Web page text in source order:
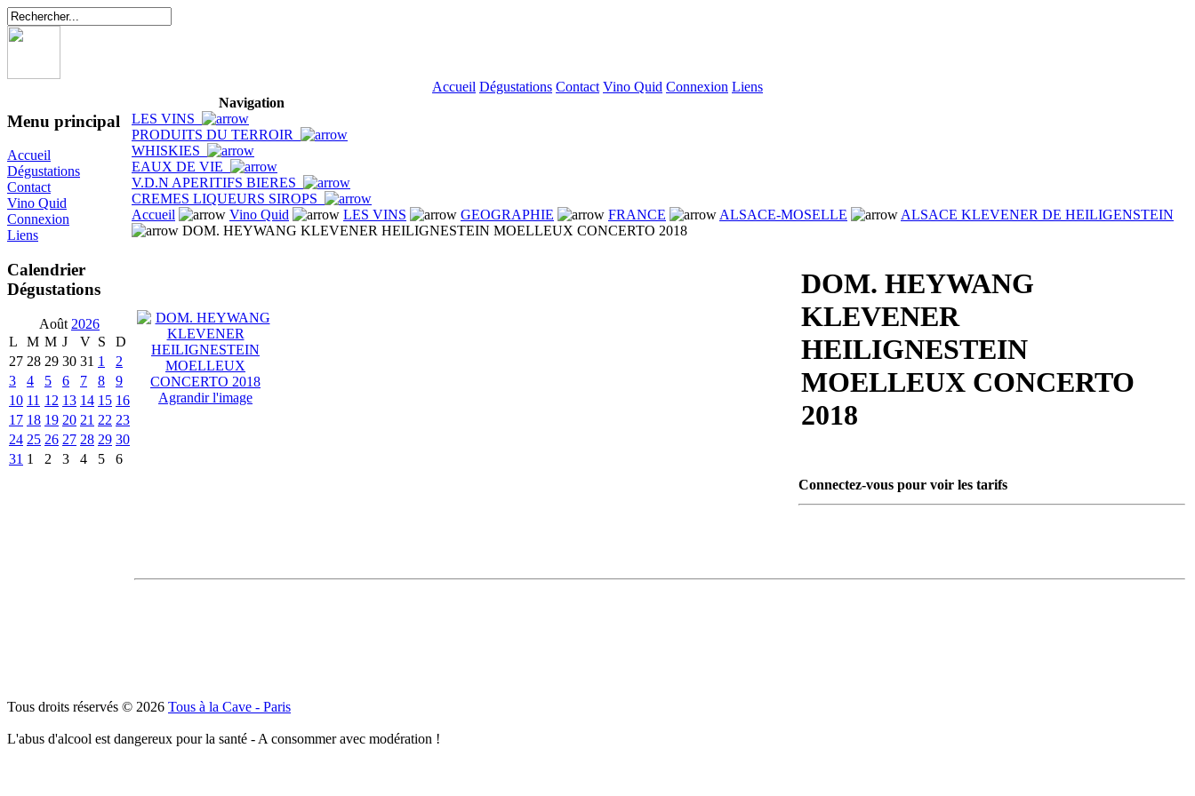
Accueil Dégustations Contact Vino Quid Connexion Liens
Menu principal
Accueil
Dégustations
Contact
Vino Quid
Connexion
Liens
Calendrier
Dégustations
Août 2026
L
M M J V S
D
27 28 29 30 31 1
2
3
4 5 6 7 8
9
10 11 12 13 14 15 16
17 18 19 20 21 22 23
24 25 26 27 28 29 30
31 1 2 3 4 5 6
Navigation
LES VINS
PRODUITS DU TERROIR
WHISKIES
EAUX DE VIE
V.D.N APERITIFS BIERES
CREMES LIQUEURS SIROPS
Accueil
Vino Quid LES VINS GEOGRAPHIE FRANCE ALSACE-MOSELLE
ALSACE KLEVENER DE HEILIGENSTEIN
DOM. HEYWANG KLEVENER HEILIGNESTEIN MOELLEUX CONCERTO 2018
Agrandir l'image
DOM. HEYWANG
KLEVENER
HEILIGNESTEIN
MOELLEUX CONCERTO
2018
Connectez-vous pour voir les tarifs
Tous droits réservés © 2026 Tous à la Cave - Paris
L'abus d'alcool est dangereux pour la santé - A consommer avec modération !